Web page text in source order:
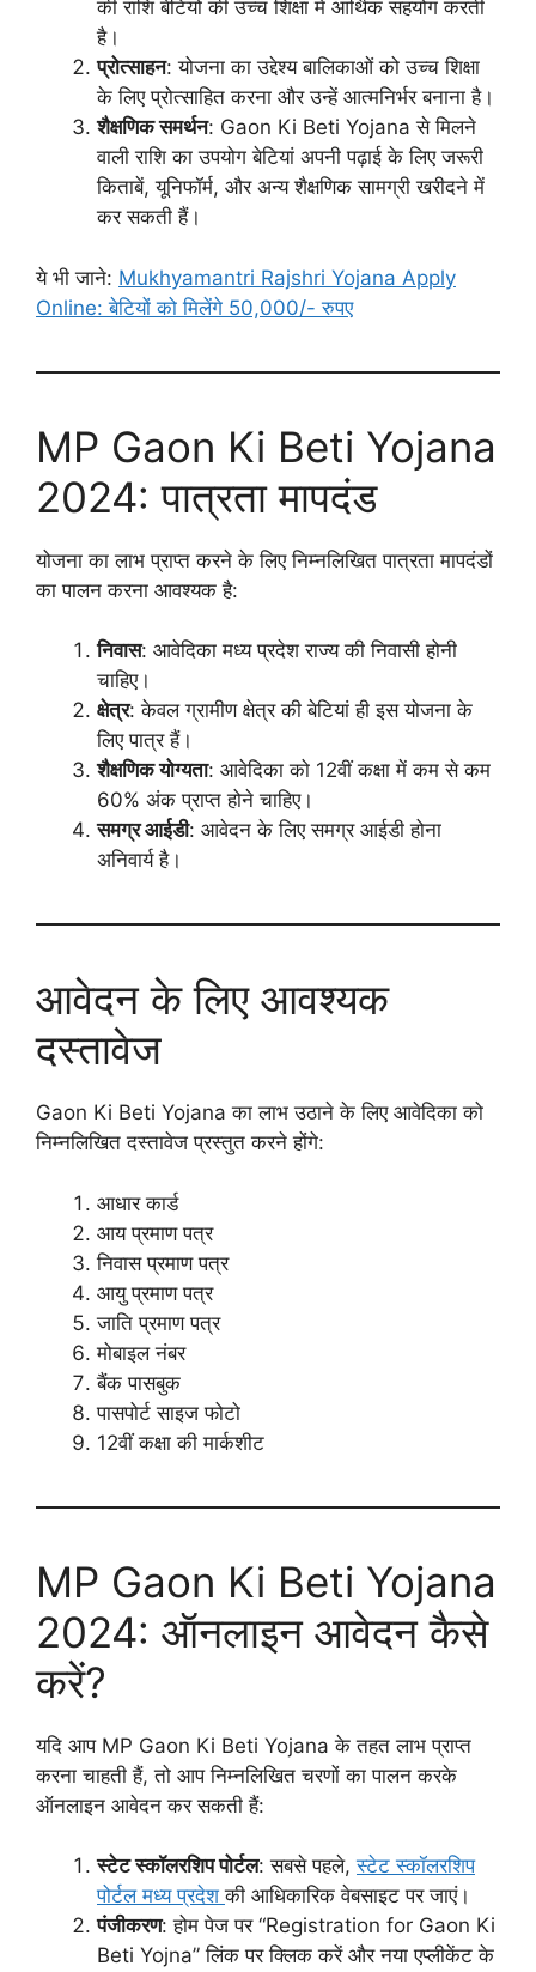
की राशि बेटियों की उच्च शिक्षा में आर्थिक सहयोग करती
है।
प्रोत्साहन: योजना का उद्देश्य बालिकाओं को उच्च शिक्षा
के लिए प्रोत्साहित करना और उन्हें आत्मनिर्भर बनाना है।
शैक्षणिक समर्थन: Gaon Ki Beti Yojana से मिलने
वाली राशि का उपयोग बेटियां अपनी पढ़ाई के लिए जरूरी
किताबें, यूनिफॉर्म, और अन्य शैक्षणिक सामग्री खरीदने में
कर सकती हैं।
ये भी जाने: Mukhyamantri Rajshri Yojana Apply
Online: बेटियों को मिलेंगे 50,000/- रुपए
MP Gaon Ki Beti Yojana
2024: पात्रता मापदंड
योजना का लाभ प्राप्त करने के लिए निम्नलिखित पात्रता मापदंडों
का पालन करना आवश्यक है:
निवास: आवेदिका मध्य प्रदेश राज्य की निवासी होनी
चाहिए।
क्षेत्र: केवल ग्रामीण क्षेत्र की बेटियां ही इस योजना के
लिए पात्र हैं।
शैक्षणिक योग्यता: आवेदिका को 12वीं कक्षा में कम से कम
60% अंक प्राप्त होने चाहिए।
समग्र आईडी: आवेदन के लिए समग्र आईडी होना
अनिवार्य है।
आवेदन के लिए आवश्यक
दस्तावेज
Gaon Ki Beti Yojana का लाभ उठाने के लिए आवेदिका को
निम्नलिखित दस्तावेज प्रस्तुत करने होंगे:
आधार कार्ड
आय प्रमाण पत्र
निवास प्रमाण पत्र
आयु प्रमाण पत्र
जाति प्रमाण पत्र
मोबाइल नंबर
बैंक पासबुक
पासपोर्ट साइज फोटो
12वीं कक्षा की मार्कशीट
MP Gaon Ki Beti Yojana
2024: ऑनलाइन आवेदन कैसे
करें?
यदि आप MP Gaon Ki Beti Yojana के तहत लाभ प्राप्त
करना चाहती हैं, तो आप निम्नलिखित चरणों का पालन करके
ऑनलाइन आवेदन कर सकती हैं:
स्टेट स्कॉलरशिप पोर्टल: सबसे पहले,स्टेट स्कॉलरशिप
पोर्टल मध्य प्रदेशकी आधिकारिक वेबसाइट पर जाएं।
पंजीकरण: होम पेज पर “Registration for Gaon Ki
Beti Yojna” लिंक पर क्लिक करें और नया एप्लीकेंट के